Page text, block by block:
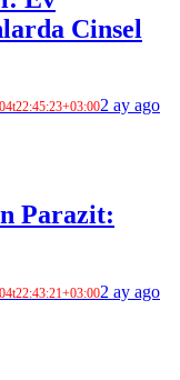
Cinsel
2 ay ago
Parazit:
2 ay ago